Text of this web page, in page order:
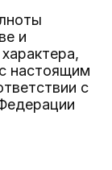
и
настоящим
с